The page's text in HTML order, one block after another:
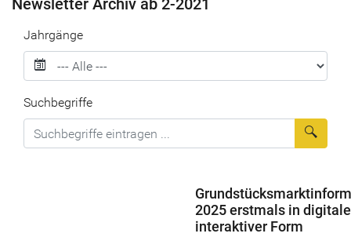
Newsletter Archiv ab 2-2021
Jahrgänge
Suchbegriffe
2025 erstmals in
interaktiver Form